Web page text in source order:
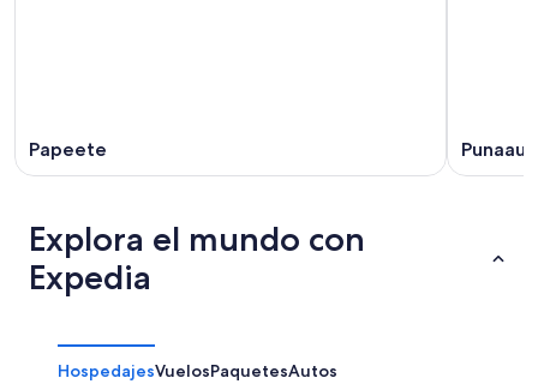
Papeete
Explora el mundo con
Expedia
HospedajesVuelosPaquetesAutos